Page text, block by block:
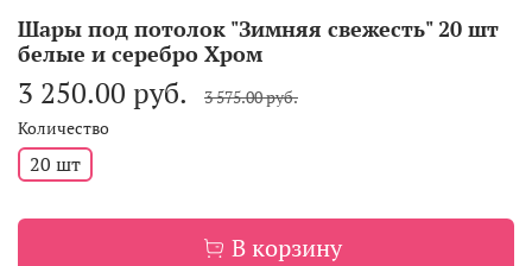
Шары под потолок "Зимняя свежесть" 20 шт
белые и серебро Хром
3 250.00 руб.
3 575.00 руб.
Количество
20 шт
В корзину